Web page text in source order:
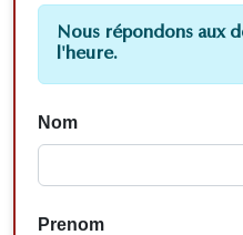
Nous répondons aux
l'heure.
Nom
Prenom